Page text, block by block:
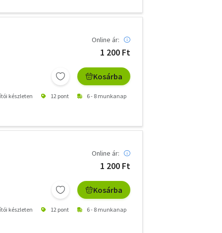
Online ár:
1 200 Ft
Kosárba
készleten 12 pont 6 - 8 munkanap
Online ár:
1 200 Ft
Kosárba
készleten 12 pont 6 - 8 munkanap